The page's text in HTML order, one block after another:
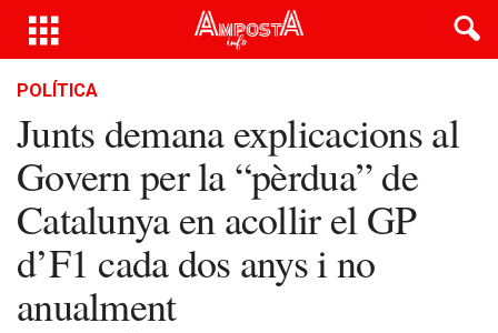
POLÍTICA
Junts demana explicacions al
Govern per la “pèrdua” de
Catalunya en acollir el GP
d’F1 cada dos anys i no
anualment